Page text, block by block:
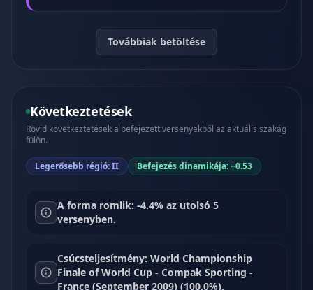
Továbbiak betöltése
Következtetések
Rövid következtetések a befejezett versenyekből az aktuális szakág
fülön.
Legerősebb régió: II Befejezés dinamikája: +0.53
A forma romlik: -4.4% az utolsó 5
versenyben.
Csúcsteljesítmény: World Championship
Finale of World Cup - Compak Sporting -
France (September 2009) (100.0%).